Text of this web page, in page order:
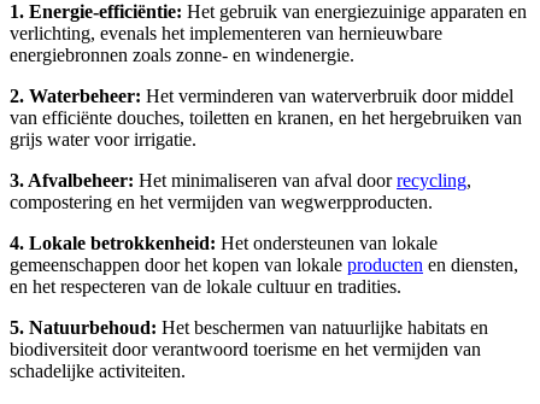
1. Energie-efficiëntie: Het gebruik van energiezuinige apparaten en
verlichting, evenals het implementeren van hernieuwbare
energiebronnen zoals zonne- en windenergie.
2. Waterbeheer: Het verminderen van waterverbruik door middel
van efficiënte douches, toiletten en kranen, en het hergebruiken van
grijs water voor irrigatie.
3. Afvalbeheer: Het minimaliseren van afval doorrecycling,
compostering en het vermijden van wegwerpproducten.
4. Lokale betrokkenheid: Het ondersteunen van lokale
gemeenschappen door het kopen van lokale producten en diensten,
en het respecteren van de lokale cultuur en tradities.
5. Natuurbehoud: Het beschermen van natuurlijke habitats en
biodiversiteit door verantwoord toerisme en het vermijden van
schadelijke activiteiten.